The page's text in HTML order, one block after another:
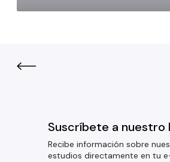
Suscríbete a
Recibe información sobre
estudios directamente en tu